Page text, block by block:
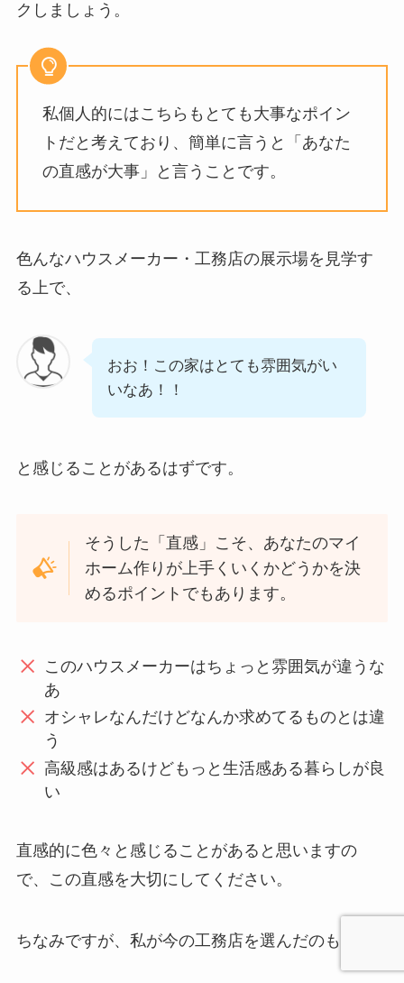
クしましょう。
私個人的にはこちらもとても大事なポイン
トだと考えており、簡単に言うと「あなた
の直感が大事」と言うことです。
色んなハウスメーカー・工務店の展示場を見学す
る上で、
おお！この家はとても雰囲気がい
いなあ！！
と感じることがあるはずです。
そうした「直感」こそ、あなたのマイ
ホーム作りが上手くいくかどうかを決
めるポイントでもあります。
このハウスメーカーはちょっと雰囲気が違うな
あ
オシャレなんだけどなんか求めてるものとは違
う
高級感はあるけどもっと生活感ある暮らしが良
い
直感的に色々と感じることがあると思いますの
で、この直感を大切にしてください。
ちなみですが、私が今の工務店を選んだのも